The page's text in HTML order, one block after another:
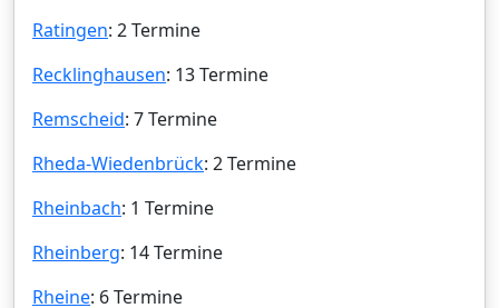
Ratingen: 2 Termine
Recklinghausen: 13 Termine
Remscheid: 7 Termine
Rheda-Wiedenbrück: 2 Termine
Rheinbach: 1 Termine
Rheinberg: 14 Termine
Rheine: 6 Termine